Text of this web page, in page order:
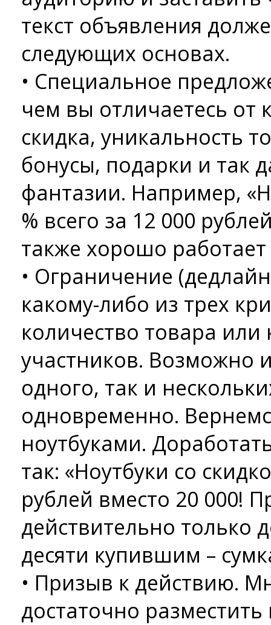
текст объявления
следующих основах.
• Специальное
чем вы отличаетесь от
скидка, уникальность
бонусы, подарки и так
фантазии. Например,
% всего за 12 000
также хорошо
• Ограничение
какому-либо из трех
количество товара или
участников. Возможно
одного, так и
одновременно.
ноутбуками.
так: «Ноутбуки со
рублей вместо 20 000!
действительно только
десяти купившим –
• Призыв к действию.
достаточно